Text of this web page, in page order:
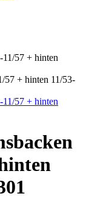
57 + hinten 11/53-